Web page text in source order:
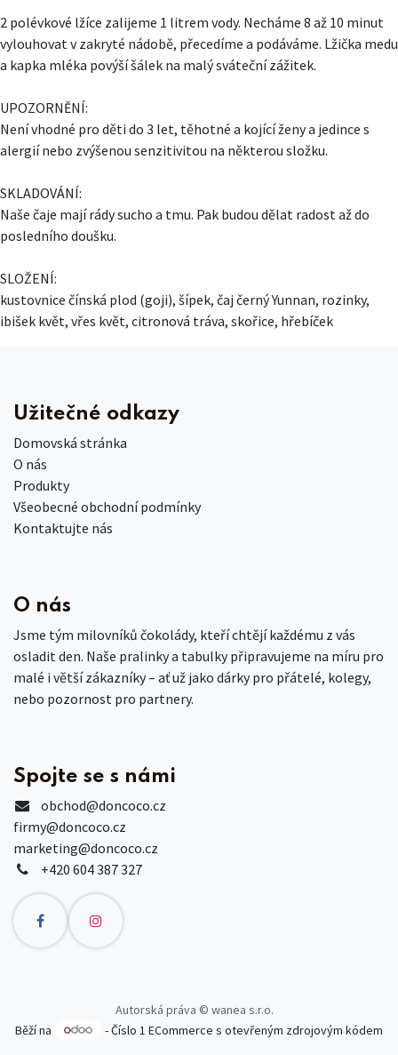
2 polévkové lžíce zalijeme 1 litrem vody. Necháme 8 až 10 minut
vylouhovat v zakryté nádobě, přecedíme a podáváme. Lžička medu
a kapka mléka povýší šálek na malý sváteční zážitek.
UPOZORNĚNÍ:
Není vhodné pro děti do 3 let, těhotné a kojící ženy a jedince s
alergií nebo zvýšenou senzitivitou na některou složku.
SKLADOVÁNÍ:
Naše čaje mají rády sucho a tmu. Pak budou dělat radost až do
posledního doušku.
SLOŽENÍ:
kustovnice čínská plod (goji), šípek, čaj černý Yunnan, rozinky,
ibišek květ, vřes květ, citronová tráva, skořice, hřebíček
Užitečné odkazy
Domovská stránka
O nás
Produkty
Všeobecné obchodní podmínky
Kontaktujte nás
O nás
Jsme tým milovníků čokolády, kteří chtějí každému z vás
osladit den. Naše pralinky a tabulky připravujeme na míru pro
malé i větší zákazníky – ať už jako dárky pro přátelé, kolegy,
nebo pozornost pro partnery.
Spojte se s námi
obchod@doncoco.cz
firmy@doncoco.cz
marketing@doncoco.cz
+420 604 387 327
Autorská práva © wanea s.r.o.
Běží na
- Číslo 1ECommerce s otevřeným zdrojovým kódem